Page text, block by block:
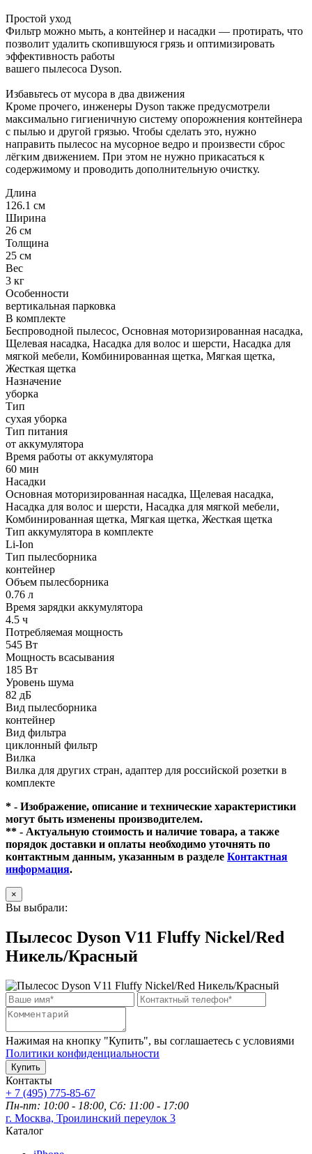
Простой уход
Фильтр можно мыть, а контейнер и насадки — протирать, что
позволит удалить скопившуюся грязь и оптимизировать
эффективность работы
вашего пылесоса Dyson.
Избавьтесь от мусора в два движения
Кроме прочего, инженеры Dyson также предусмотрели
максимально гигиеничную систему опорожнения контейнера
с пылью и другой грязью. Чтобы сделать это, нужно
направить пылесос на мусорное ведро и произвести сброс
лёгким движением. При этом не нужно прикасаться к
содержимому и проводить дополнительную очистку.
Длина
126.1 см
Ширина
26 см
Толщина
25 см
Вес
3 кг
Особенности
вертикальная парковка
В комплекте
Беспроводной пылесос, Основная моторизированная насадка,
Щелевая насадка, Насадка для волос и шерсти, Насадка для
мягкой мебели, Комбинированная щетка, Мягкая щетка,
Жесткая щетка
Назначение
уборка
Тип
сухая уборка
Тип питания
от аккумулятора
Время работы от аккумулятора
60 мин
Насадки
Основная моторизированная насадка, Щелевая насадка,
Насадка для волос и шерсти, Насадка для мягкой мебели,
Комбинированная щетка, Мягкая щетка, Жесткая щетка
Тип аккумулятора в комплекте
Li-Ion
Тип пылесборника
контейнер
Объем пылесборника
0.76 л
Время зарядки аккумулятора
4.5 ч
Потребляемая мощность
545 Вт
Мощность всасывания
185 Вт
Уровень шума
82 дБ
Вид пылесборника
контейнер
Вид фильтра
циклонный фильтр
Вилка
Вилка для других стран, адаптер для российской розетки в
комплекте
* - Изображение, описание и технические характеристики
могут быть изменены производителем.
** - Актуальную стоимость и наличие товара, а также
порядок доставки и оплаты необходимо уточнять по
контактным данным, указанным в разделе Контактная
информация.
×
Вы выбрали:
Пылесос Dyson V11 Fluffy Nickel/Red
Никель/Красный
Нажимая на кнопку "Купить", вы соглашаетесь с условиями
Политики конфиденциальности
Купить
Контакты
+ 7 (495) 775-85-67
Пн-пт: 10:00 - 18:00, Сб: 11:00 - 17:00
г. Москва, Троилинский переулок 3
Каталог